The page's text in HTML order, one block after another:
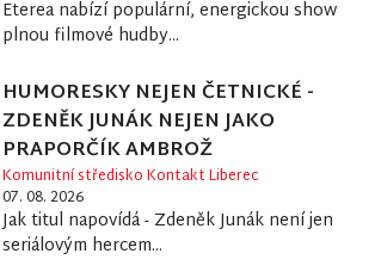
Eterea nabízí populární, energickou show
plnou filmové hudby...
HUMORESKY NEJEN ČETNICKÉ -
ZDENĚK JUNÁK NEJEN JAKO
PRAPORČÍK AMBROŽ
Komunitní středisko Kontakt Liberec
07. 08. 2026
Jak titul napovídá - Zdeněk Junák není jen
seriálovým hercem...